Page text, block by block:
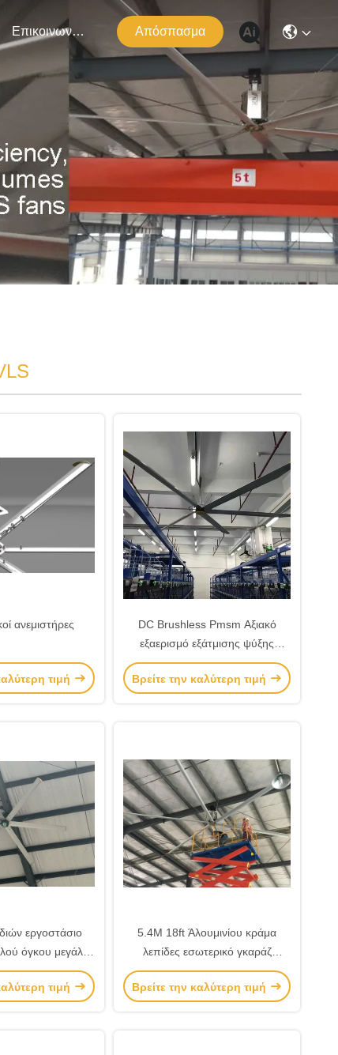
Επικοινωνήστε Μαζί Μας Απόσπασμα
ανεμιστήρες
τιμή
DC Brushless Pmsm Αξιακό
εξαερισμό εξάτμισης ψύξης
Βιομηχανικός ανεμιστήρας
οροφής 5m για τον πόλεμο
Βρείτε την καλύτερη τιμή
εργοστάσιο
όγκου μεγάλα
τιμή
5.4M 18ft Άλουμινίου κράμα
λεπίδες εσωτερικό γκαράζ
Μεγάλοι HVLS ανεμιστήρες
Βρείτε την καλύτερη τιμή